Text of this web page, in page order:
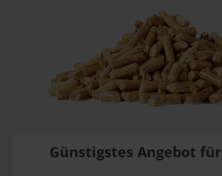
Günstigstes Angebot für